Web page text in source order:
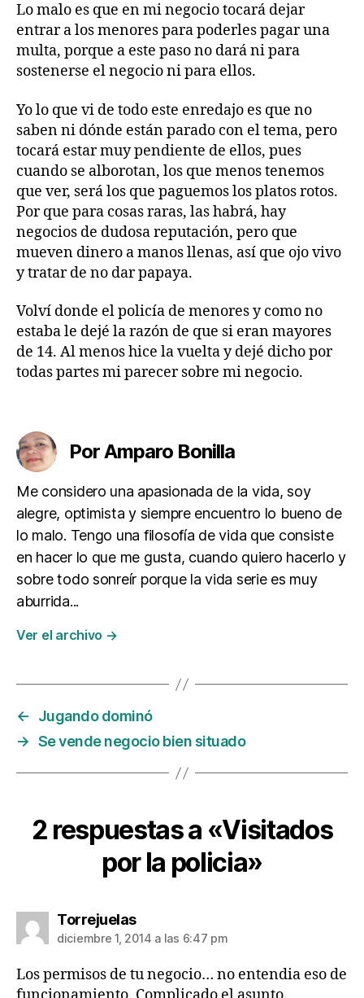
Lo malo es que en mi negocio tocará dejar
entrar a los menores para poderles pagar una
multa, porque a este paso no dará ni para
sostenerse el negocio ni para ellos.
Yo lo que vi de todo este enredajo es que no
saben ni dónde están parado con el tema, pero
tocará estar muy pendiente de ellos, pues
cuando se alborotan, los que menos tenemos
que ver, será los que paguemos los platos rotos.
Por que para cosas raras, las habrá, hay
negocios de dudosa reputación, pero que
mueven dinero a manos llenas, así que ojo vivo
y tratar de no dar papaya.
Volví donde el policía de menores y como no
estaba le dejé la razón de que si eran mayores
de 14. Al menos hice la vuelta y dejé dicho por
todas partes mi parecer sobre mi negocio.
A
e
C
ol
o
m
n
m
p
u
e
bl
Por Amparo Bonilla
Me considero una apasionada de la vida, soy
alegre, optimista y siempre encuentro lo bueno de
lo malo. Tengo una filosofía de vida que consiste
en hacer lo que me gusta, cuando quiero hacerlo y
sobre todo sonreír porque la vida serie es muy
aburrida...
Ver el archivo →
←
Jugando dominó
→ Se vende negocio bien situado
2 respuestas a «Visitados
por la policia»
Torrejuelasdice:
diciembre 1, 2014 a las 6:47 pm
Los permisos de tu negocio… no entendia eso de